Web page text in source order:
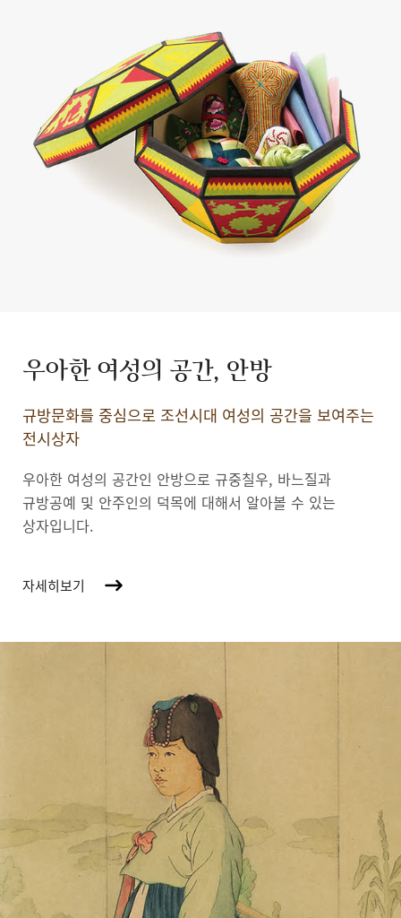
우아한 여성의 공간, 안방
규방문화를 중심으로 조선시대 여성의 공간을 보여주는
전시상자
우아한 여성의 공간인 안방으로 규중칠우, 바느질과
규방공예 및 안주인의 덕목에 대해서 알아볼 수 있는
상자입니다.
자세히보기